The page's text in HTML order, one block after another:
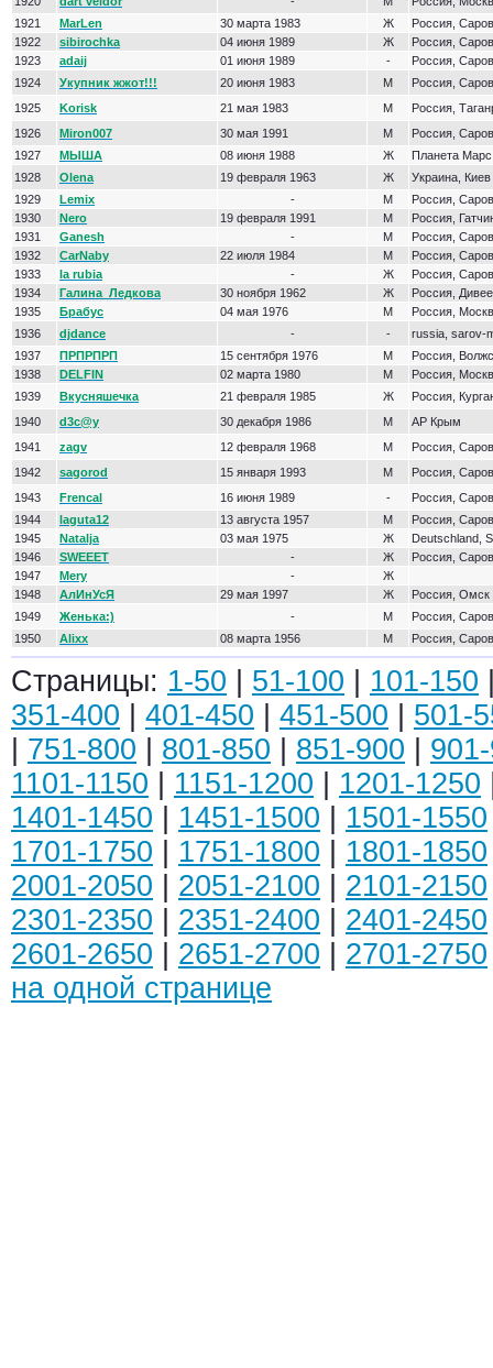
1921
MarLen 30 марта 1983 Ж
Россия, Саров
1922
sibirochka 04 июня 1989 Ж
Россия, Саров
1923
adaij 01 июня 1989 -
Россия, Саров
1924
Укупник жжот!!! 20 июня 1983 М
Россия, Саров
1925
Korisk 21 мая 1983 М
Россия,
1926
Miron007 30 мая 1991 М
Россия, Саров
1927
МЫША 08 июня 1988 Ж
Планета
1928
Olena 19 февраля 1963 Ж
Украина, Киев
1929
Lemix - М
Россия, Саров
1930
Nero 19 февраля 1991 М
Россия,
1931
Ganesh - М
Россия, Саров
1932
СarNaby 22 июля 1984 М
Россия, Саров
1933
la rubia - Ж
Россия, Саров
1934
Галина_Ледкова 30 ноября 1962 Ж
Россия,
1935
Брабус 04 мая 1976 М
Россия,
1936
djdance - -
russia, sarov-
1937
ПРПРПРП 15 сентября 1976 М
Россия,
1938
DELFIN 02 марта 1980 М
Россия,
1939
Вкусняшечка 21 февраля 1985 Ж
Россия,
1940
d3c@y 30 декабря 1986 М
АР Крым
1941
zagv 12 февраля 1968 М
Россия, Саров
1942
sagorod 15 января 1993 М
Россия, Саров
1943
Frencal 16 июня 1989 -
Россия, Саров
1944
laguta12 13 августа 1957 М
Россия, Саров
1945
Natalja 03 мая 1975 Ж
Deutschland,
1946
SWEEET - Ж
Россия,
1947
Mery -
Ж
1948
АлИнУсЯ 29 мая 1997 Ж
Россия, Омск
1949
Женька:) - М
Россия, Саров
1950
Alixx 08 марта 1956 М Россия, Саров
Страницы: 1-50 51-100 101-150
351-400
401-450 451-500
501-
751-800 801-850 851-900
1101-1150
1151-1200 1201-1250
1401-1450
1451-1500 1501-1550
1701-1750
1751-1800 1801-1850
2001-2050
2051-2100 2101-2150
2301-2350
2351-2400 2401-2450
2601-2650
2651-2700 2701-2750
на одной странице